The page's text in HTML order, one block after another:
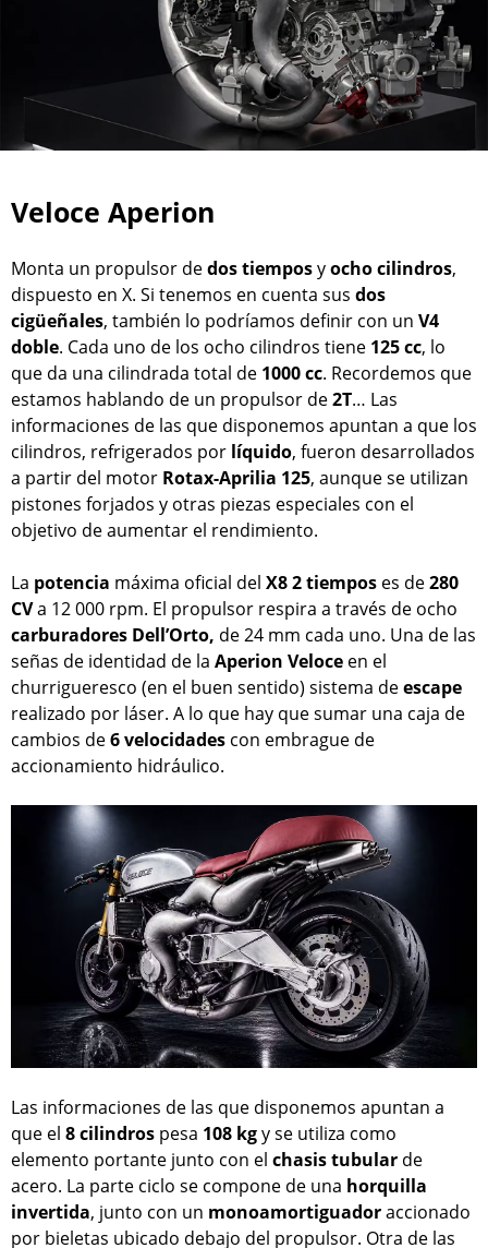
Veloce Aperion
Monta un propulsor dedostiemposyochocilindros,
dispuesto en X. Si tenemos en cuenta sus dos
cigüeñales, también lo podríamos definir con un V4
doble. Cada uno de los ocho cilindros tiene 125 cc, lo
que da una cilindrada total de 1000 cc. Recordemos que
estamos hablando de un propulsor de2T… Las
informaciones de las que disponemos apuntan a que los
cilindros, refrigerados por líquido, fueron desarrollados
a partir del motor Rotax-Aprilia 125, aunque se utilizan
pistones forjados y otras piezas especiales con el
objetivo de aumentar el rendimiento.
La potencia máxima oficial del X8 2 tiempos es de280
CVa 12 000 rpm. El propulsor respira a través de ocho
carburadores Dell’Orto, de 24 mm cada uno. Una de las
señas de identidad de la Aperion Veloce en el
churrigueresco (en el buen sentido) sistema deescape
realizado por láser. A lo que hay que sumar una caja de
cambios de6 velocidades con embrague de
accionamiento hidráulico.
Las informaciones de las que disponemos apuntan a
que el 8 cilindros pesa 108 kgy se utiliza como
elemento portante junto con el chasistubular de
acero. La parte ciclo se compone de una horquilla
invertida, junto con un monoamortiguadoraccionado
por bieletas ubicado debajo del propulsor. Otra de las